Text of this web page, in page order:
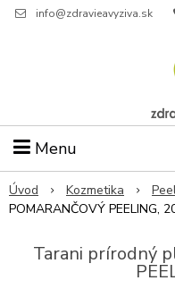
info@zdravieavyziva.sk
Menu
Úvod Kozmetika
POMARANČOVÝ PEELING,
Tarani prírodný